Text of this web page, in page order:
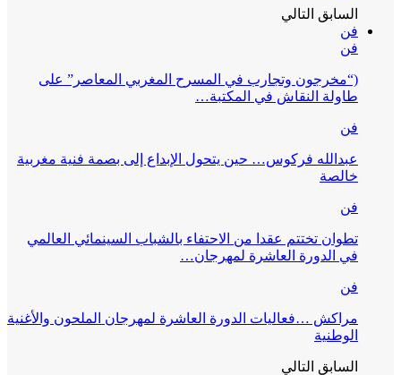
السابق التالي
فن
فن
(“مخرجون وتجارب في المسرح المغربي المعاصر” على
طاولة النقاش في المكتبة…
فن
عبدالله فركوس… حين يتحول الإبداع إلى بصمة فنية مغربية
خالصة
فن
تطوان تختتم عقدا من الاحتفاء بالشباب السينمائي العالمي
في الدورة العاشرة لمهرجان…
فن
مراكش …فعاليات الدورة العاشرة لمهرجان الملحون والأغنية
الوطنية
السابق التالي